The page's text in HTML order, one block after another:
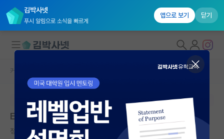
김박사넷
푸시 알림으로 소식을 빠르게
앱으로 보기 닫기
대학원생 모집
국내대학원 정보
연구실&오픈랩
커뮤니티 홈
본문이 수정되지 않는 박제글입니다.
EE/BME 학교 선정 도움 부탁 드립니다.
정직한 존 롤스